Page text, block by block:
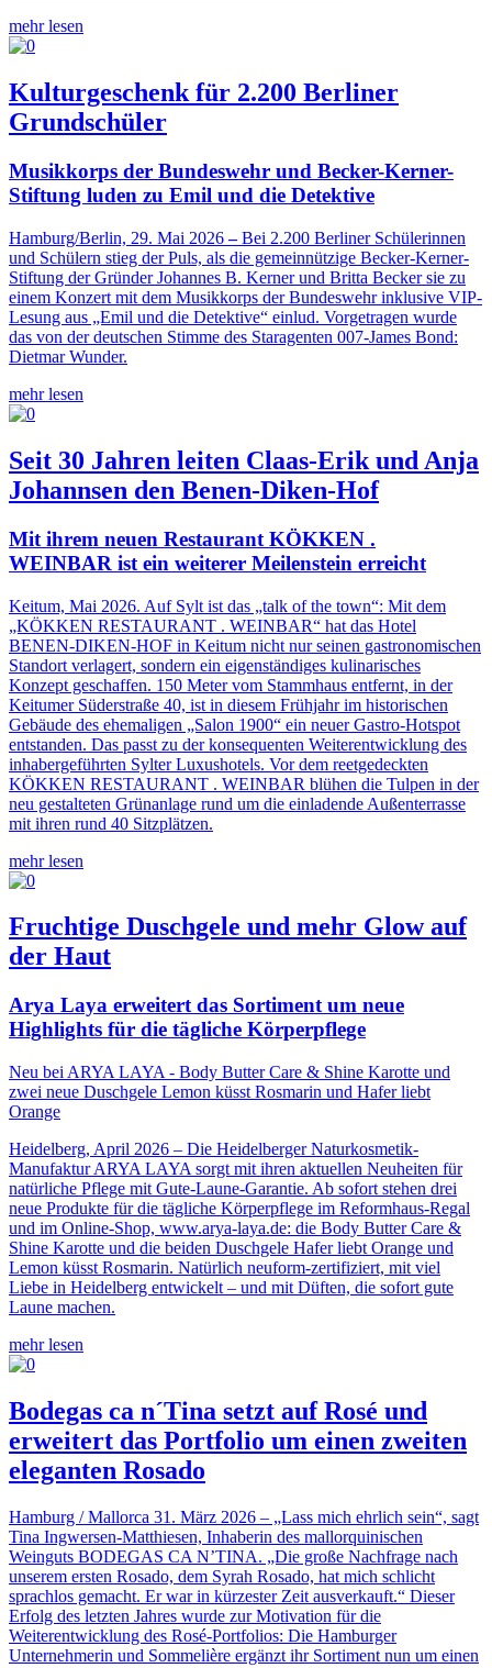
mehr lesen
Kulturgeschenk für 2.200 Berliner
Grundschüler
Musikkorps der Bundeswehr und Becker-Kerner-
Stiftung luden zu Emil und die Detektive
Hamburg/Berlin, 29. Mai 2026–Bei 2.200 Berliner Schülerinnen
und Schülern stieg der Puls, als die gemeinnützige Becker-Kerner-
Stiftung der Gründer Johannes B. Kerner und Britta Becker sie zu
einem Konzert mit dem Musikkorps der Bundeswehr inklusive VIP-
Lesung aus „Emil und die Detektive“ einlud. Vorgetragen wurde
das von der deutschen Stimme des Staragenten 007-James Bond:
Dietmar Wunder.
mehr lesen
Seit 30 Jahren leiten Claas-Erik und Anja
Johannsen den Benen-Diken-Hof
Mit ihrem neuen Restaurant KÖKKEN .
WEINBAR ist ein weiterer Meilenstein erreicht
Keitum, Mai 2026. Auf Sylt ist das „talk of the town“: Mit dem
„KÖKKEN RESTAURANT . WEINBAR“ hat das Hotel
BENEN-DIKEN-HOF in Keitum nicht nur seinen gastronomischen
Standort verlagert, sondern ein eigenständiges kulinarisches
Konzept geschaffen. 150 Meter vom Stammhaus entfernt, in der
Keitumer Süderstraße 40, ist in diesem Frühjahr im historischen
Gebäude des ehemaligen „Salon 1900“ ein neuer Gastro-Hotspot
entstanden. Das passt zu der konsequenten Weiterentwicklung des
inhabergeführten Sylter Luxushotels. Vor dem reetgedeckten
KÖKKEN RESTAURANT . WEINBAR blühen die Tulpen in der
neu gestalteten Grünanlage rund um die einladende Außenterrasse
mit ihren rund 40 Sitzplätzen.
mehr lesen
Fruchtige Duschgele und mehr Glow auf
der Haut
Arya Laya erweitert das Sortiment um neue
Highlights für die tägliche Körperpflege
Neu bei ARYA LAYA - Body Butter Care & Shine Karotte und
zwei neue Duschgele Lemon küsst Rosmarin und Hafer liebt
Orange
Heidelberg, April 2026 – Die Heidelberger Naturkosmetik-
Manufaktur ARYA LAYA sorgt mit ihren aktuellen Neuheiten für
natürliche Pflege mit Gute-Laune-Garantie. Ab sofort stehen drei
neue Produkte für die tägliche Körperpflege im Reformhaus-Regal
und im Online-Shop, www.arya-laya.de: die Body Butter Care &
Shine Karotte und die beiden Duschgele Hafer liebt Orange und
Lemon küsst Rosmarin. Natürlich neuform-zertifiziert, mit viel
Liebe in Heidelberg entwickelt – und mit Düften, die sofort gute
Laune machen.
mehr lesen
Bodegas ca n´Tina setzt auf Rosé und
erweitert das Portfolio um einen zweiten
eleganten Rosado
Hamburg / Mallorca 31. März 2026 – „Lass mich ehrlich sein“, sagt
Tina Ingwersen-Matthiesen, Inhaberin des mallorquinischen
Weinguts BODEGAS CA N’TINA. „Die große Nachfrage nach
unserem ersten Rosado, dem Syrah Rosado, hat mich schlicht
sprachlos gemacht. Er war in kürzester Zeit ausverkauft.“ Dieser
Erfolg des letzten Jahres wurde zur Motivation für die
Weiterentwicklung des Rosé-Portfolios: Die Hamburger
Unternehmerin und Sommelière ergänzt ihr Sortiment nun um einen